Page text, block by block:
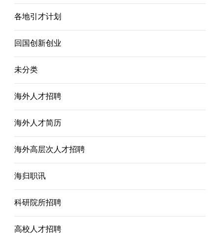
各地引才计划
回国创新创业
未分类
海外人才招聘
海外人才简历
海外高层次人才招聘
海归职讯
科研院所招聘
高校人才招聘